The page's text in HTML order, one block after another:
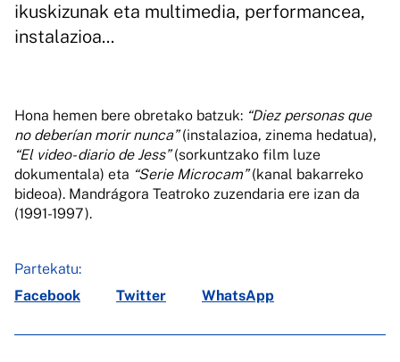
ikuskizunak eta multimedia, performancea,
instalazioa...
Hona hemen bere obretako batzuk: “Diez personas que
no deberían morir nunca”(instalazioa, zinema hedatua),
“El video- diario de Jess”(sorkuntzako film luze
dokumentala) eta “Serie Microcam”(kanal bakarreko
bideoa). Mandrágora Teatroko zuzendaria ere izan da
(1991-1997).
Partekatu:
Facebook
Twitter WhatsApp